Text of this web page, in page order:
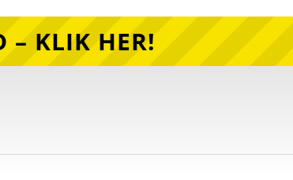
– KLIK HER!